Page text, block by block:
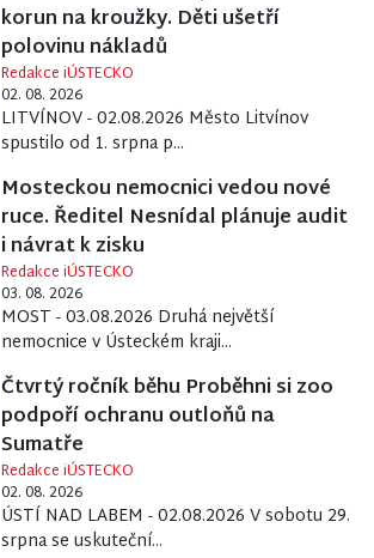
korun na kroužky. Děti ušetří
polovinu nákladů
Redakce iÚSTECKO
02. 08. 2026
LITVÍNOV - 02.08.2026 Město Litvínov
spustilo od 1. srpna p...
Mosteckou nemocnici vedou nové
ruce. Ředitel Nesnídal plánuje audit
i návrat k zisku
Redakce iÚSTECKO
03. 08. 2026
MOST - 03.08.2026 Druhá největší
nemocnice v Ústeckém kraji...
Čtvrtý ročník běhu Proběhni si zoo
podpoří ochranu outloňů na
Sumatře
Redakce iÚSTECKO
02. 08. 2026
ÚSTÍ NAD LABEM - 02.08.2026 V sobotu 29.
srpna se uskuteční...